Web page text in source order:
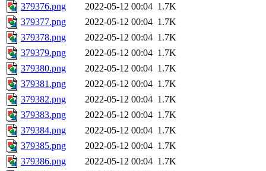
379376.png
2022-05-12 00:04 1.7K
379377.png
2022-05-12 00:04 1.7K
379378.png
2022-05-12 00:04 1.7K
379379.png
2022-05-12 00:04 1.7K
379380.png
2022-05-12 00:04 1.7K
379381.png
2022-05-12 00:04 1.7K
379382.png
2022-05-12 00:04 1.7K
379383.png
2022-05-12 00:04 1.7K
379384.png
2022-05-12 00:04 1.7K
379385.png
2022-05-12 00:04 1.7K
379386.png
2022-05-12 00:04 1.7K